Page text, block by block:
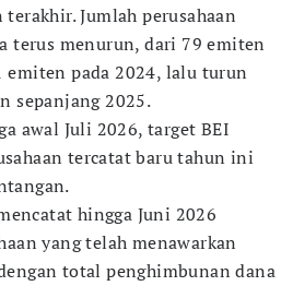
Jumlah perusahaan
terus menurun, dari 79 emiten
emiten pada 2024, lalu turun
sepanjang 2025.
awal Juli 2026, target BEI
tercatat baru tahun ini
hingga Juni 2026
yang telah menawarkan
total penghimbunan dana